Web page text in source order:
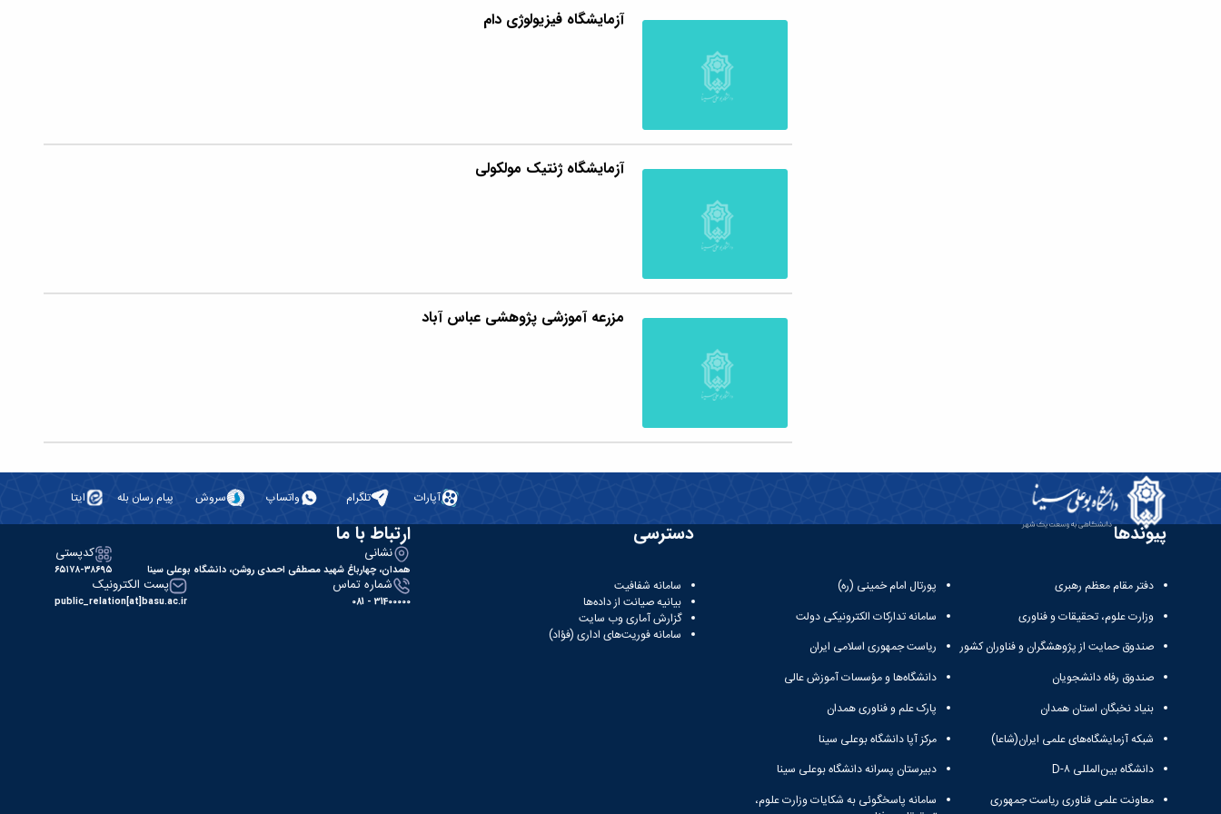
آزمایشگاه فیزیولوژی دام
آزمایشگاه ژنتیک مولکولی
مزرعه آموزشی پژوهشی عباس آباد
آپارات تلگرام واتساپ سروش پیام رسان بله ایتا
پیوندها
دفتر مقام معظم رهبری
وزارت علوم، تحقیقات و فناوری
صندوق حمایت از پژوهشگران و فناوران کشور
صندوق رفاه دانشجویان
بنیاد نخبگان استان همدان
شبکه آزمایشگاه‌های علمی ایران(شاعا)
دانشگاه بین‌المللی D-۸
معاونت علمی فناوری ریاست جمهوری
پورتال امام خمینی (ره)
سامانه تدارکات الکترونیکی دولت
ریاست جمهوری اسلامی ایران
دانشگاه‌ها و مؤسسات آموزش عالی
پارک علم و فناوری همدان
مرکز آپا دانشگاه بوعلی سینا
دبیرستان پسرانه دانشگاه بوعلی سینا
سامانه پاسخگوئی به شکایات وزارت علوم،
دسترسی
سامانه شفافیت
بیانیه صیانت از داده‌ها
گزارش آماری وب‌ سایت
سامانه فوریت‌های اداری (فؤاد)
ارتباط با ما
نشانی
همدان، چهارباغ شهید مصطفی احمدی روشن، دانشگاه بوعلی سینا
کدپستی
۶۵۱۷۸-۳۸۶۹۵
شماره تماس
31400000 - 081
پست الکترونیک
public_relation[at]basu.ac.ir